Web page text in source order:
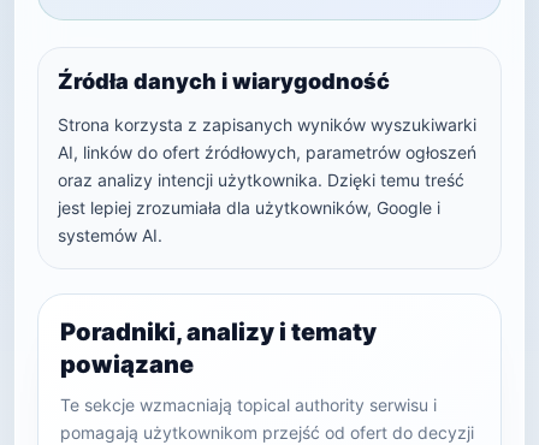
Źródła danych i wiarygodność
Strona korzysta z zapisanych wyników wyszukiwarki
AI, linków do ofert źródłowych, parametrów ogłoszeń
oraz analizy intencji użytkownika. Dzięki temu treść
jest lepiej zrozumiała dla użytkowników, Google i
systemów AI.
Poradniki, analizy i tematy
powiązane
Te sekcje wzmacniają topical authority serwisu i
pomagają użytkownikom przejść od ofert do decyzji